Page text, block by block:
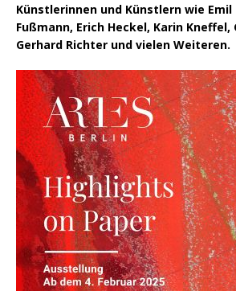
Künstlerinnen und Künstlern wie Emil
Fußmann, Erich Heckel, Karin Kneffel,
Gerhard Richter und vielen Weiteren.